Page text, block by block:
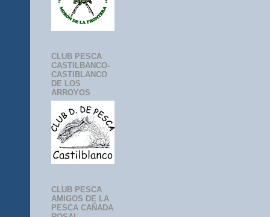
CLUB PESCA
CASTILBANCO-
CASTIBLANCO
DE LOS
ARROYOS
CLUB PESCA
AMIGOS DE LA
PESCA CAÑADA